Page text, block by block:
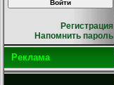
Регистрация
Напомнить пароль
Реклама